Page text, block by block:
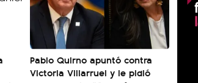
Pablo Quirno apuntó contra
Victoria Villarruel y le pidió